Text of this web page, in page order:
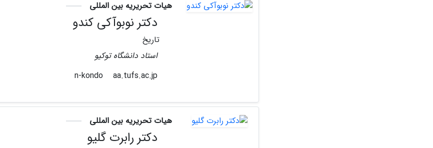
هیات تحریریه بین المللی
دکتر نوبوآکی کندو
تاریخ
استاد دانشگاه توکیو
aa.tufs.ac.jp
هیات تحریریه بین المللی
دکتر رابرت گلیو